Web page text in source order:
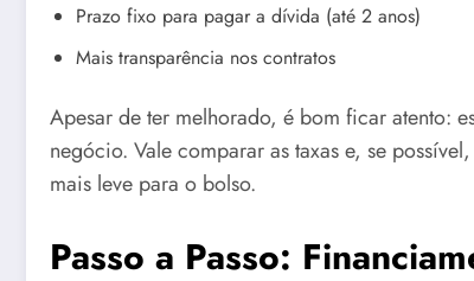
Prazo fixo para pagar a dívida (até 2 anos)
Mais transparência nos contratos
Apesar de ter melhorado, é bom ficar atento:
negócio. Vale comparar as taxas e, se
mais leve para o bolso.
Passo a Passo: